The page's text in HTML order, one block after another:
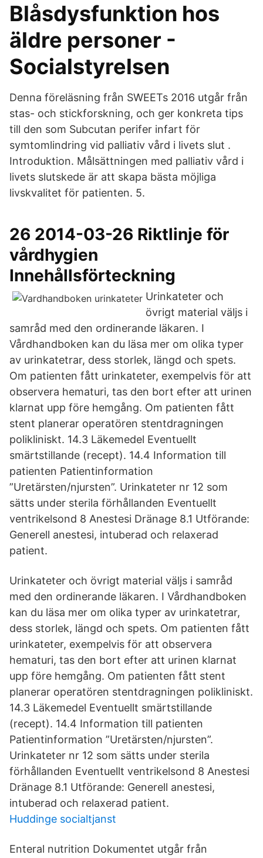
Blåsdysfunktion hos
äldre personer -
Socialstyrelsen
Denna föreläsning från SWEETs 2016 utgår från
stas- och stickforskning, och ger konkreta tips
till den som Subcutan perifer infart för
symtomlindring vid palliativ vård i livets slut .
Introduktion. Målsättningen med palliativ vård i
livets slutskede är att skapa bästa möjliga
livskvalitet för patienten. 5.
26 2014-03-26 Riktlinje för
vårdhygien
Innehållsförteckning
Urinkateter och
övrigt material väljs i
samråd med den ordinerande läkaren. I
Vårdhandboken kan du läsa mer om olika typer
av urinkatetrar, dess storlek, längd och spets.
Om patienten fått urinkateter, exempelvis för att
observera hematuri, tas den bort efter att urinen
klarnat upp före hemgång. Om patienten fått
stent planerar operatören stentdragningen
polikliniskt. 14.3 Läkemedel Eventuellt
smärtstillande (recept). 14.4 Information till
patienten Patientinformation
”Uretärsten/njursten”. Urinkateter nr 12 som
sätts under sterila förhållanden Eventuellt
ventrikelsond 8 Anestesi Dränage 8.1 Utförande:
Generell anestesi, intuberad och relaxerad
patient.
Urinkateter och övrigt material väljs i samråd
med den ordinerande läkaren. I Vårdhandboken
kan du läsa mer om olika typer av urinkatetrar,
dess storlek, längd och spets. Om patienten fått
urinkateter, exempelvis för att observera
hematuri, tas den bort efter att urinen klarnat
upp före hemgång. Om patienten fått stent
planerar operatören stentdragningen polikliniskt.
14.3 Läkemedel Eventuellt smärtstillande
(recept). 14.4 Information till patienten
Patientinformation ”Uretärsten/njursten”.
Urinkateter nr 12 som sätts under sterila
förhållanden Eventuellt ventrikelsond 8 Anestesi
Dränage 8.1 Utförande: Generell anestesi,
intuberad och relaxerad patient.
Huddinge socialtjanst
Enteral nutrition Dokumentet utgår från